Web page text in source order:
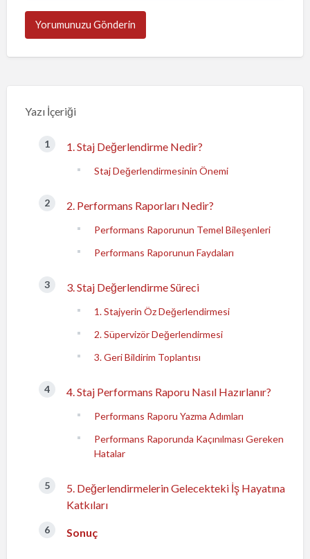
Yazı İçeriği
1. Staj Değerlendirme Nedir?
Staj Değerlendirmesinin Önemi
2. Performans Raporları Nedir?
Performans Raporunun Temel Bileşenleri
Performans Raporunun Faydaları
3. Staj Değerlendirme Süreci
1. Stajyerin Öz Değerlendirmesi
2. Süpervizör Değerlendirmesi
3. Geri Bildirim Toplantısı
4. Staj Performans Raporu Nasıl Hazırlanır?
Performans Raporu Yazma Adımları
Performans Raporunda Kaçınılması Gereken
Hatalar
5. Değerlendirmelerin Gelecekteki İş Hayatına
Katkıları
Sonuç